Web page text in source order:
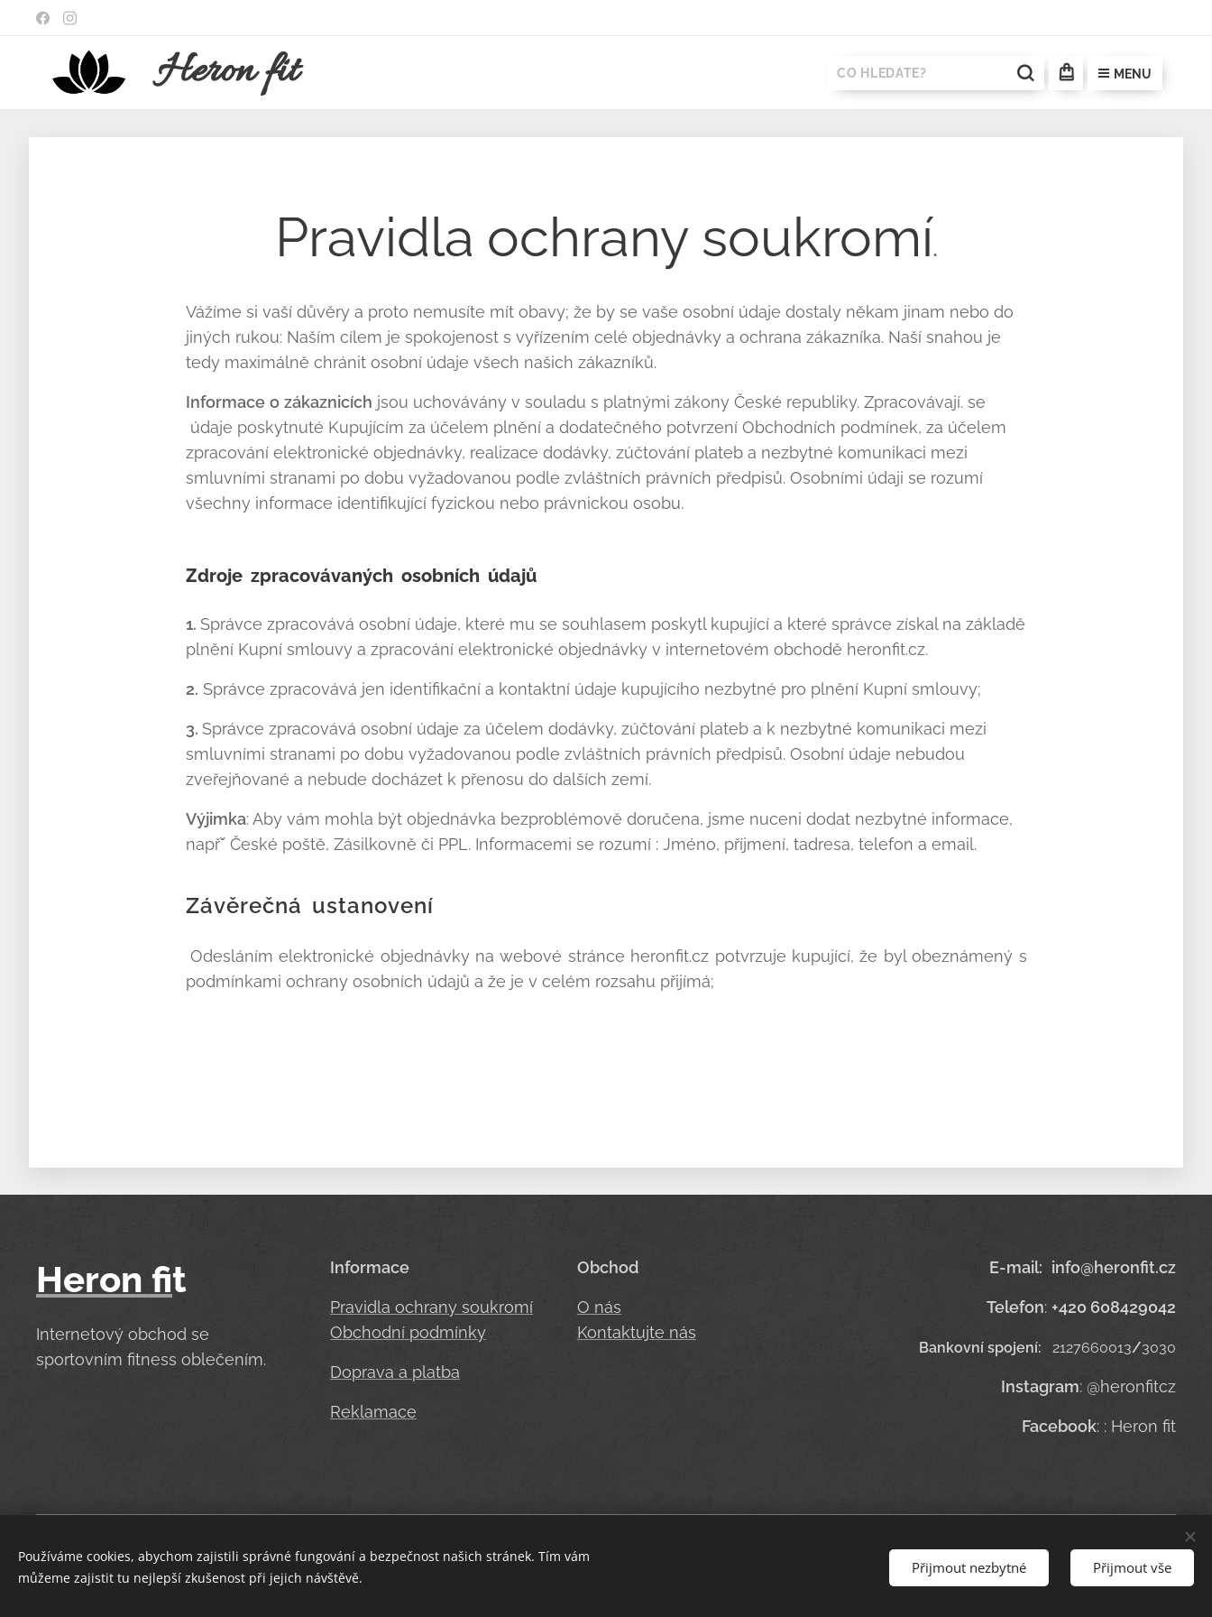
Heronfit MENU
Pravidla ochrany soukromí.
Vážíme si vaší důvěry a proto nemusíte mít obavy; že by se vaše osobní údaje dostaly někam jinam nebo do
jiných rukou: Naším cílem je spokojenost s vyřízením celé objednávky a ochrana zákazníka. Naší snahou je
tedy maximálně chránit osobní údaje všech našich zákazníků.
Informace o zákaznicích jsou uchovávány v souladu s platnými zákony České republiky. Zpracovávají. se
údaje poskytnuté Kupujícím za účelem plnění a dodatečného potvrzení Obchodních podmínek, za účelem
zpracování elektronické objednávky, realizace dodávky, zúčtování plateb a nezbytné komunikaci mezi
smluvními stranami po dobu vyžadovanou podle zvláštních právních předpisů. Osobními údaji se rozumí
všechny informace identifikující fyzickou nebo právnickou osobu.
Zdroje zpracovávaných osobních údajů
1. Správce zpracovává osobní údaje, které mu se souhlasem poskytl kupující a které správce získal na základě
plnění Kupní smlouvy a zpracování elektronické objednávky v internetovém obchodě heronfit.cz.
2. Správce zpracovává jen identifikační a kontaktní údaje kupujícího nezbytné pro plnění Kupní smlouvy;
3. Správce zpracovává osobní údaje za účelem dodávky, zúčtování plateb a k nezbytné komunikaci mezi
smluvními stranami po dobu vyžadovanou podle zvláštních právních předpisů. Osobní údaje nebudou
zveřejňované a nebude docházet k přenosu do dalších zemí.
Výjimka: Aby vám mohla být objednávka bezproblémově doručena, jsme nuceni dodat nezbytné informace,
napřˇ České poště, Zásilkovně či PPL. Informacemi se rozumí : Jméno, příjmení, tadresa, telefon a email.
Závěrečná ustanovení
Odesláním elektronické objednávky na webové stránce heronfit.cz potvrzuje kupující, že byl obeznámený s
podmínkami ochrany osobních údajů a že je v celém rozsahu přijímá;
Heron fit
Internetový obchod se
sportovním fitness oblečením.
Informace
Pravidla ochrany soukromí
Obchodní podmínky
Doprava a platba
Reklamace
Obchod
O nás
Kontaktujte nás
E-mail: info@heronfit.cz
Telefon: +420 608429042
Bankovní spojení: 2127660013/3030
Instagram: @heronfitcz
Facebook: : Heron fit
Používáme cookies, abychom zajistili správné fungování a bezpečnost našich stránek. Tím vám
můžeme zajistit tu nejlepší zkušenost při jejich návštěvě.
Přijmout nezbytné Přijmout vše